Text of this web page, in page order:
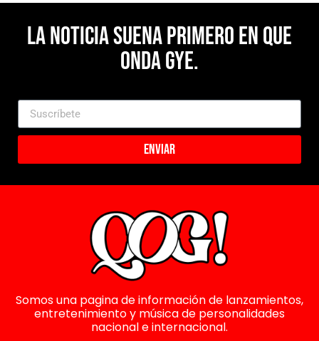
La noticia suena primero en Que
Onda Gye.
Enviar
Somos una pagina de información de lanzamientos,
entretenimiento y música de personalidades
nacional e internacional.